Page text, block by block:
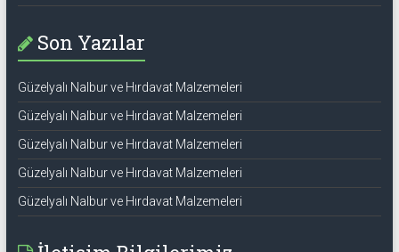
Son Yazılar
Güzelyalı Nalbur ve Hırdavat Malzemeleri
Güzelyalı Nalbur ve Hırdavat Malzemeleri
Güzelyalı Nalbur ve Hırdavat Malzemeleri
Güzelyalı Nalbur ve Hırdavat Malzemeleri
Güzelyalı Nalbur ve Hırdavat Malzemeleri